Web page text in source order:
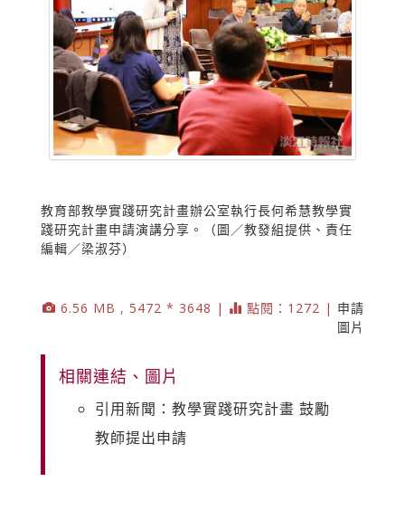
教育部教學實踐研究計畫辦公室執行長何希慧教學實
踐研究計畫申請演講分享。（圖／教發組提供、責任
編輯／梁淑芬）
6.56 MB , 5472 * 3648 | 點閱：1272 | 申請
圖片
相關連結、圖片
引用新聞：教學實踐研究計畫 鼓勵
教師提出申請